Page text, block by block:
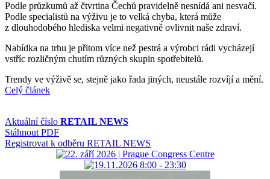
Podle průzkumů až čtvrtina Čechů pravidelně nesnídá ani nesvačí.
Podle specialistů na výživu je to velká chyba, která může
z dlouhodobého hlediska velmi negativně ovlivnit naše zdraví.
Nabídka na trhu je přitom více než pestrá a výrobci rádi vycházejí
vstříc rozličným chutím různých skupin spotřebitelů.
Trendy ve výživě se, stejně jako řada jiných, neustále rozvíjí a mění.
Celý článek
Aktuální číslo RETAIL NEWS
Stáhnout PDF
Registrovat k odběru RETAIL NEWS